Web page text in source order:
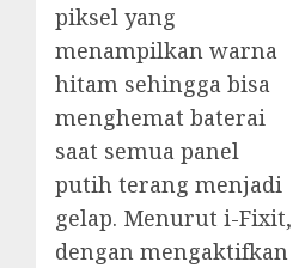
piksel yang
menampilkan warna
hitam sehingga bisa
menghemat baterai
saat semua panel
putih terang menjadi
gelap. Menurut i-Fixit,
dengan mengaktifkan